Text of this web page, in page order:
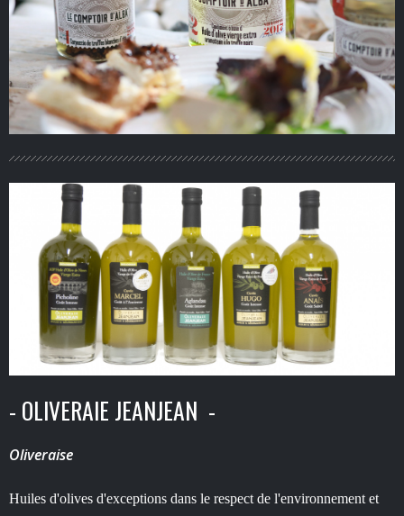
- OLIVERAIE JEANJEAN -
Oliveraise
Huiles d'olives d'exceptions dans le respect de l'environnement et